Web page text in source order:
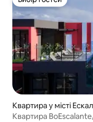
Вибір гостей
Квартира у місті
Квартира